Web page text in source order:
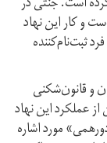
و کار این نهاد
ثبت‌نام‌کننده
قانون و قانون‌شکنی
عملکرد این نهاد
مورد اشاره